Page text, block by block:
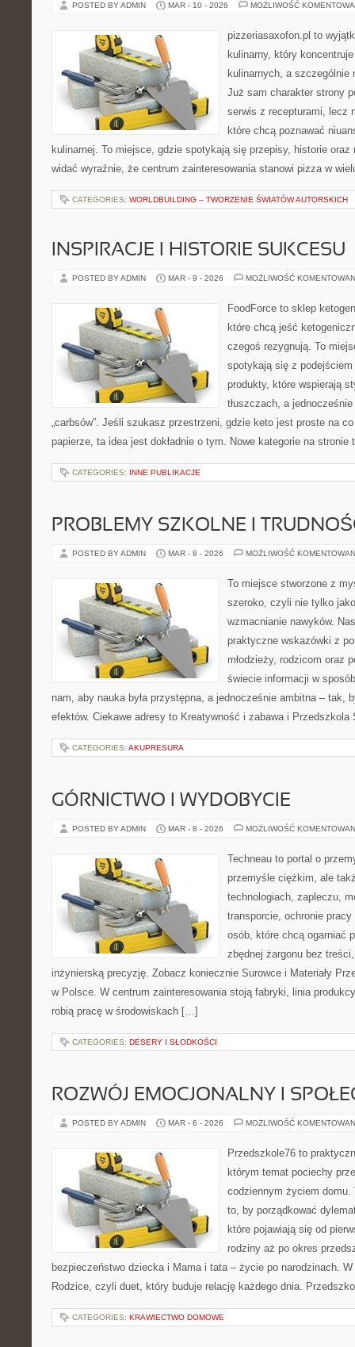
POSTED BY ADMIN MAR - 10 - 2026 MOŻLIWOŚĆ
pizzeriasaxofon.pl to
kulinarny, który
kulinarnych, a szczególnie
Już sam charakter strony
serwis z recepturami, lecz
które chcą poznawać
kulinarnej. To miejsce, gdzie spotykają się przepisy, historie oraz
widać wyraźnie, że centrum zainteresowania stanowi pizza w
CATEGORIES: WORLDBUILDING – TWORZENIE ŚWIATÓW AUTORSKICH
INSPIRACJE I HISTORIE SUKCESU
POSTED BY ADMIN MAR - 9 - 2026 MOŻLIWOŚĆ
FoodForce to sklep
które chcą jeść
czegoś rezygnują. To
spotykają się z
produkty, które wspierają
tłuszczach, a
„carbsów”. Jeśli szukasz przestrzeni, gdzie keto jest proste na
papierze, ta idea jest dokładnie o tym. Nowe kategorie na
CATEGORIES: INNE PUBLIKACJE
PROBLEMY SZKOLNE I
POSTED BY ADMIN MAR - 8 - 2026 MOŻLIWOŚĆ
To miejsce stworzone z
szeroko, czyli nie tylko
wzmacnianie nawyków.
praktyczne wskazówki z
młodzieży, rodzicom oraz
świecie informacji w
nam, aby nauka była przystępna, a jednocześnie ambitna – tak,
efektów. Ciekawe adresy to Kreatywność i zabawa i
CATEGORIES: AKUPRESURA
GÓRNICTWO I WYDOBYCIE
POSTED BY ADMIN MAR - 8 - 2026 MOŻLIWOŚĆ
Techneau to portal o
przemyśle ciężkim, ale
technologiach, zapleczu,
transporcie, ochronie
osób, które chcą ogarniać
zbędnej żargonu bez
inżynierską precyzję. Zobacz koniecznie Surowce i Materiały
w Polsce. W centrum zainteresowania stoją fabryki, linia
robią pracę w środowiskach […]
CATEGORIES: DESERY I SŁODKOŚCI
ROZWÓJ EMOCJONALNY I
POSTED BY ADMIN MAR - 6 - 2026 MOŻLIWOŚĆ
Przedszkole76 to
którym temat pociechy
codziennym życiem domu.
to, by porządkować
które pojawiają się od
rodziny aż po okres
bezpieczeństwo dziecka i Mama i tata – życie po narodzinach.
Rodzice, czyli duet, który buduje relację każdego dnia.
CATEGORIES: KRAWIECTWO DOMOWE